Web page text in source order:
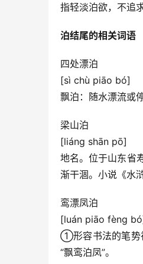
指轻淡泊欲，不追
泊结尾的相关词语
四处漂泊
[sì chù piāo bó]
飘泊：随水漂流或
梁山泊
[liáng shān pō]
地名。位于山东省
渐干涸。小说《水
鸾漂凤泊
[luán piāo fèng
①形容书法的笔势
“飘鸾泊凤”。